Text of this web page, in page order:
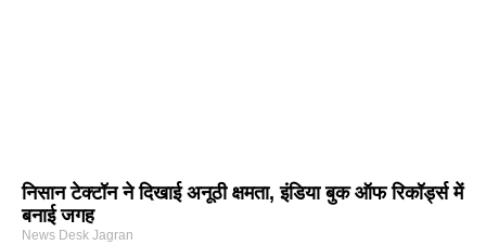
निसान टेक्टॉन ने दिखाई अनूठी क्षमता, इंडिया बुक ऑफ रिकॉर्ड्स में
बनाई जगह
News Desk Jagran